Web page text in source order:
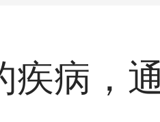
疾病，